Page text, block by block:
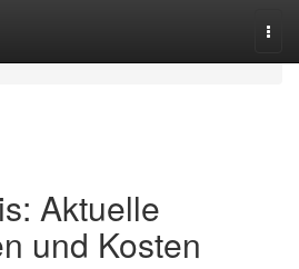
Aktuelle
und Kosten